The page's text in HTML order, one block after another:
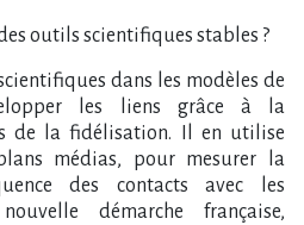
outils scientifiques stables ?
dans les modèles de
les liens grâce à la
de la fidélisation. Il en utilise
médias, pour mesurer la
des contacts avec les
démarche française,